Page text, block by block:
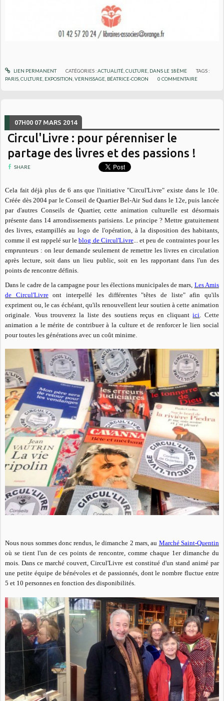
LIEN PERMANENT CATÉGORIES :ACTUALITÉ, CULTURE, DANS LE 18ÈME
TAGS :
PARIS ,CULTURE EXPOSITION ,VERNISSAGE BÉATRICE-CORON 0 COMMENTAIRE
07H00 07 MARS 2014
Circul'Livre : pour pérenniser le
partage des livres et des passions !
SHARE
Cela fait déjà plus de 6 ans que l'initiative "Circul'Livre" existe dans le 10e.
Créée dès 2004 par le Conseil de Quartier Bel-Air Sud dans le 12e, puis lancée
par d'autres Conseils de Quartier, cette animation culturelle est désormais
présente dans 14 arrondissements parisiens. Le principe ? Mettre gratuitement
des livres, estampillés au logo de l'opération, à la disposition des habitants,
comme il est rappelé sur leblog de Circul'Livre... et peu de contraintes pour les
emprunteurs : on leur demande seulement de remettre les livres en circulation
après lecture, soit dans un lieu public, soit en les rapportant dans l'un des
points de rencontre définis.
Dans le cadre de la campagne pour les élections municipales de mars, Les Amis
de Circul'Livreont interpellé les différentes "têtes de liste" afin qu'ils
expriment ou, le cas échéant, qu'ils renouvellent leur soutien à cette animation
originale. Vous trouverez la liste des soutiens reçus en cliquantici . Cette
animation a le mérite de contribuer à la culture et de renforcer le lien social
pour toutes les générations avec un coût minime.
Nous nous sommes donc rendus, le dimanche 2 mars, au Marché Saint-Quentin
où se tient l'un de ces points de rencontre, comme chaque 1er dimanche du
mois. Dans ce marché couvert, Circul'Livre est constitué d'un stand animé par
une petite équipe de bénévoles et de passionnés, dont le nombre fluctue entre
5 et 10 personnes en fonction des disponibilités.